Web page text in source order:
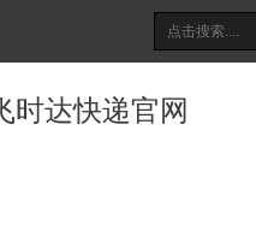
时达快递官网